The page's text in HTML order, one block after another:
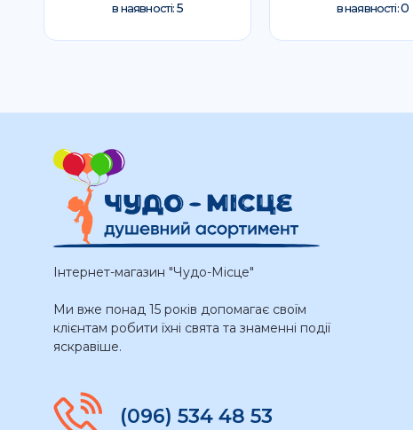
в наявності: 5 в наявності:0
Інтернет-магазин "Чудо-Місце"
Ми вже понад 15 років допомагає своїм
клієнтам робити їхні свята та знаменні події
яскравіше.
(096) 534 48 53